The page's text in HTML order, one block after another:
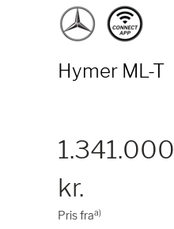
Hymer ML-T
1.341.000
kr.
Pris fraa)